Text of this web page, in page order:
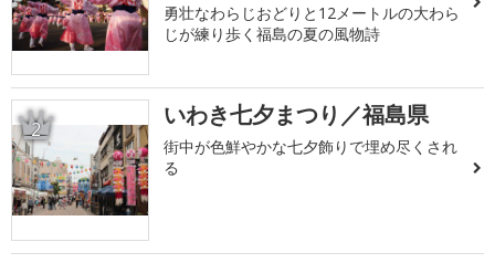
勇壮なわらじおどりと12メートルの大わら
じが練り歩く福島の夏の風物詩
2 いわき七夕まつり／福島県
街中が色鮮やかな七夕飾りで埋め尽くされ
る